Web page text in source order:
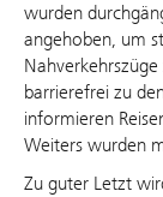
wurden
angehoben, um
barrierefrei zu
informieren
Weiters wurden
Zu guter Letzt